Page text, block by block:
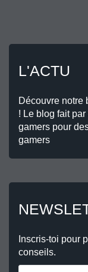
L'ACTU
Découvre notre
! Le blog fait par
gamers pour
gamers
Inscris-toi pour
conseils.